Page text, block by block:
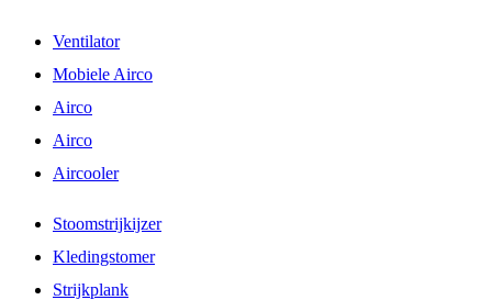
Ventilator
Mobiele Airco
Airco
Airco
Aircooler
Stoomstrijkijzer
Kledingstomer
Strijkplank